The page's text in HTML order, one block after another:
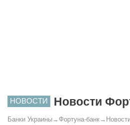
НОВОСТИ Новости
Банки Украины→ Фортуна-банк→